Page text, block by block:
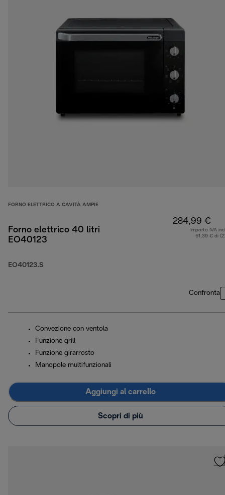
FORNO ELETTRICO A CAVITÀ AMPIE
Forno elettrico 40 litri
EO40123
EO40123.S
284,99 €
Importo IVA
51,39 € di
Confronta
Convezione con ventola
Funzione grill
Funzione girarrosto
Manopole multifunzionali
Aggiungi al carrello
Scopri di più